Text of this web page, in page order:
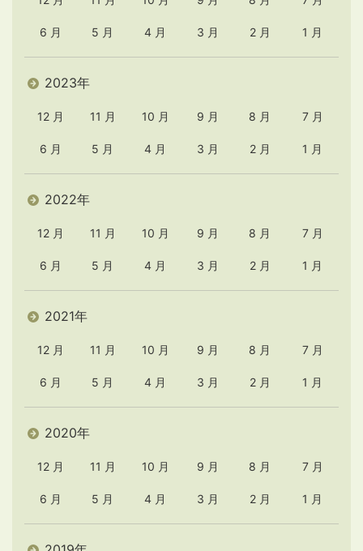
6 月 5 月 4 月 3 月 2 月 1 月
2023年
12 月 11 月 10 月 9 月 8 月 7 月
6 月 5 月 4 月 3 月 2 月 1 月
2022年
12 月 11 月 10 月 9 月 8 月 7 月
6 月 5 月 4 月 3 月 2 月 1 月
2021年
12 月 11 月 10 月 9 月 8 月 7 月
6 月 5 月 4 月 3 月 2 月 1 月
2020年
12 月 11 月 10 月 9 月 8 月 7 月
6 月 5 月 4 月 3 月 2 月 1 月